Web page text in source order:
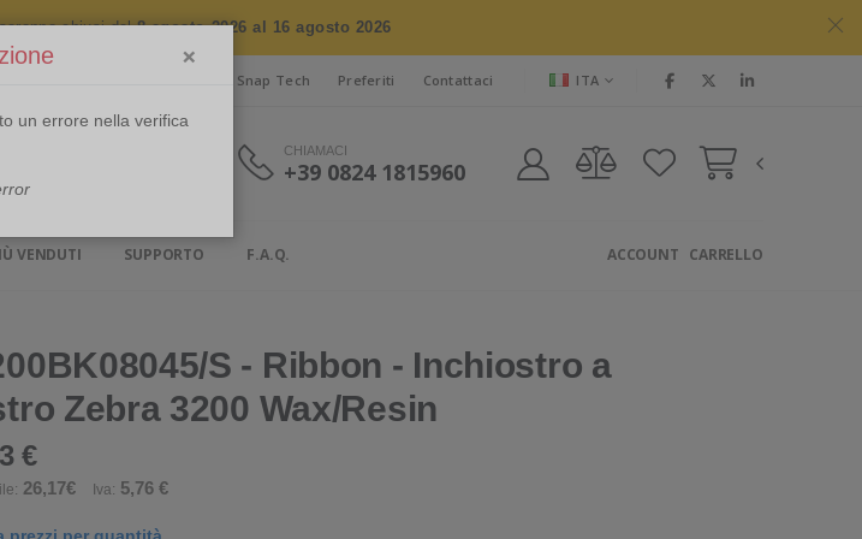
chiusi dal8 agosto 2026 al 16 agosto 2026
Snap Tech Preferiti Contattaci ITA
CHIAMACI
+39 0824 1815960
VENDUTI SUPPORTO F.A.Q. CARRELLO
ACCOUNT
S - Ribbon - Inchiostro a
Zebra 3200 Wax/Resin
€
26,17€ Iva: 5,76 €
×
un errore nella verifica